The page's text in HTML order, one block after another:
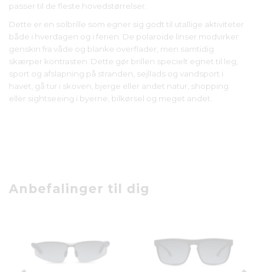
passer til de fleste hovedstørrelser.
Dette er en solbrille som egner sig godt til utallige aktiviteter
både i hverdagen og i ferien. De polaroide linser modvirker
genskin fra våde og blanke overflader, men samtidig
skærper kontrasten. Dette gør brillen specielt egnet til leg,
sport og afslapning på stranden, sejllads og vandsport i
havet, gå tur i skoven, bjerge eller andet natur, shopping
eller sightseeing i byerne, bilkørsel og meget andet.
Anbefalinger til dig